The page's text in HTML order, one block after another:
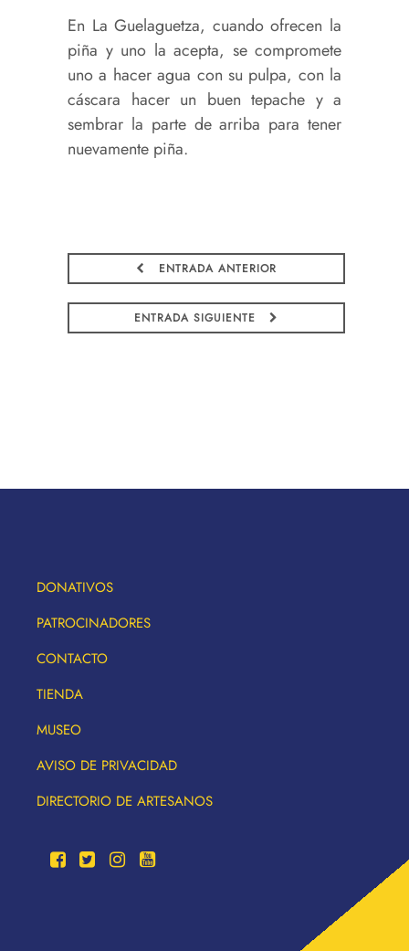
En La Guelaguetza, cuando ofrecen la
piña y uno la acepta, se compromete
uno a hacer agua con su pulpa, con la
cáscara hacer un buen tepache y a
sembrar la parte de arriba para tener
nuevamente piña.
ENTRADA ANTERIOR
ENTRADA SIGUIENTE
DONATIVOS
PATROCINADORES
CONTACTO
TIENDA
MUSEO
AVISO DE PRIVACIDAD
DIRECTORIO DE ARTESANOS